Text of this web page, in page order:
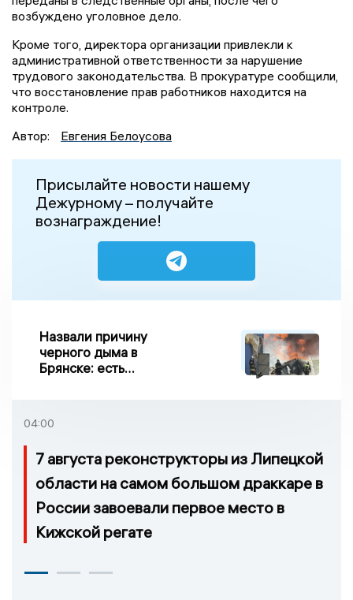
возбуждено уголовное дело.
Кроме того, директора организации привлекли к
административной ответственности за нарушение
трудового законодательства. В прокуратуре сообщили,
что восстановление прав работников находится на
контроле.
Автор:
Евгения Белоусова
Присылайте новости нашему
Дежурному – получайте
вознаграждение!
Назвали причину
черного дыма в
Брянске: есть
04:00
7 августа реконструкторы из Липецкой
области на самом большом драккаре в
России завоевали первое место в
Кижской регате